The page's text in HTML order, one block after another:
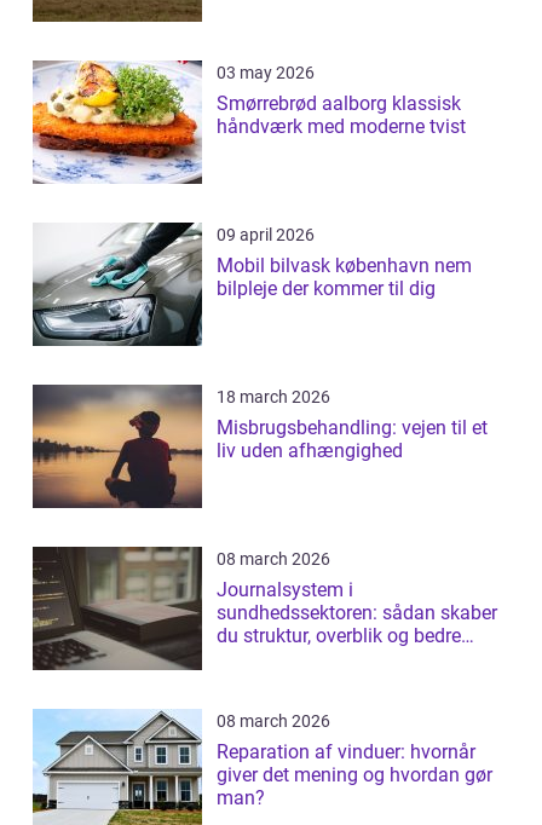
03 may 2026
Smørrebrød aalborg klassisk
håndværk med moderne tvist
09 april 2026
Mobil bilvask københavn nem
bilpleje der kommer til dig
18 march 2026
Misbrugsbehandling: vejen til et
liv uden afhængighed
08 march 2026
Journalsystem i
sundhedssektoren: sådan skaber
du struktur, overblik og bedre
08 march 2026
Reparation af vinduer: hvornår
giver det mening og hvordan gør
man?